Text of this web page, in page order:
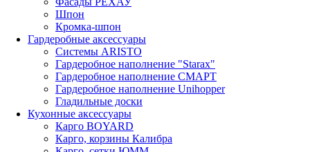
Шпон
Кромка-шпон
Гардеробные аксессуары
Системы ARISTO
Гардеробное наполнение "Starax"
Гардеробное наполнение СМАРТ
Гардеробное наполнение Unihopper
Гладильные доски
Кухонные аксессуары
Карго BOYARD
Карго, корзины Калибра